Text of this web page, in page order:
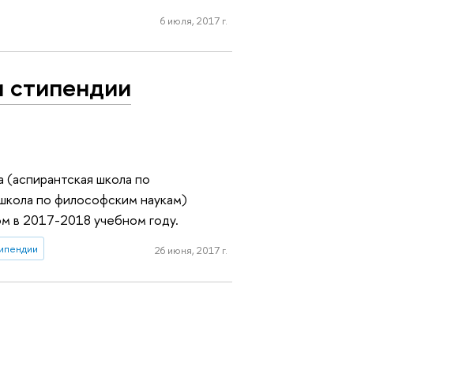
6 июля, 2017 г.
(аспирантская школа по
по философским наукам)
в 2017-2018 учебном году.
26 июня, 2017 г.